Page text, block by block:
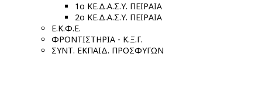
1ο ΚΕ.Δ.Α.Σ.Υ. ΠΕΙΡΑΙΑ
2ο ΚΕ.Δ.Α.Σ.Υ. ΠΕΙΡΑΙΑ
Ε.Κ.Φ.Ε.
ΦΡΟΝΤΙΣΤΗΡΙΑ - Κ.Ξ.Γ.
ΣΥΝΤ. ΕΚΠΑΙΔ. ΠΡΟΣΦΥΓΩΝ